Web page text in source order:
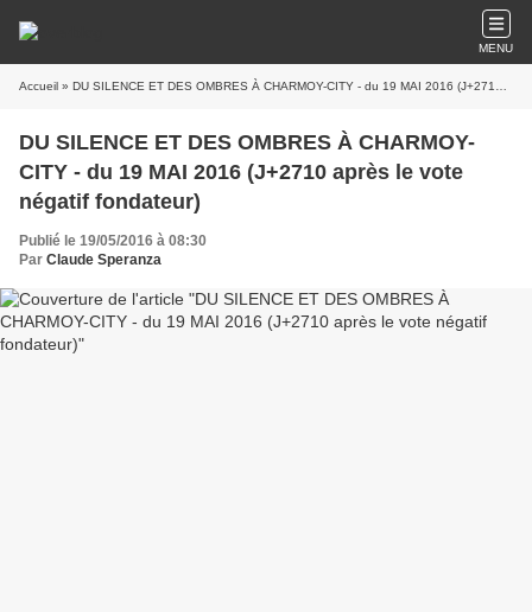
MENU
Accueil » DU SILENCE ET DES OMBRES À CHARMOY-CITY - du 19 MAI 2016 (J+2710 après le vote négatif fondateur)
DU SILENCE ET DES OMBRES À CHARMOY-
CITY - du 19 MAI 2016 (J+2710 après le vote
négatif fondateur)
Publié le 19/05/2016 à 08:30
Par Claude Speranza